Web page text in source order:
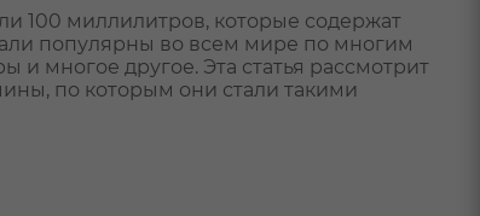
100 миллилитров, которые содержат
популярны во всем мире по многим
многое другое. Эта статья рассмотрит
по которым они стали такими